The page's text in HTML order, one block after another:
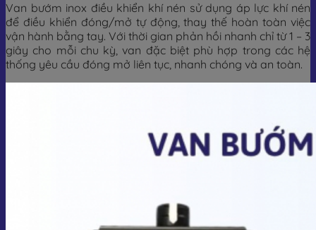
Van bướm inox điều khiển khí nén sử dụng áp lực khí nén
để điều khiển đóng/mở tự động, thay thế hoàn toàn việc
vận hành bằng tay. Với thời gian phản hồi nhanh chỉ từ 1 – 3
giây cho mỗi chu kỳ, van đặc biệt phù hợp trong các hệ
thống yêu cầu đóng mở liên tục, nhanh chóng và an toàn.